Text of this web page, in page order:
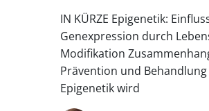
IN KÜRZE Epigenetik:
Genexpression durch
Modifikation
Prävention und
Epigenetik wird